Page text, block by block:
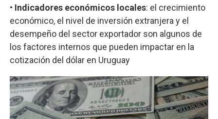
• Indicadores económicos locales: el crecimiento
económico, el nivel de inversión extranjera y el
desempeño del sector exportador son algunos de
los factores internos que pueden impactar en la
cotización del dólar en Uruguay